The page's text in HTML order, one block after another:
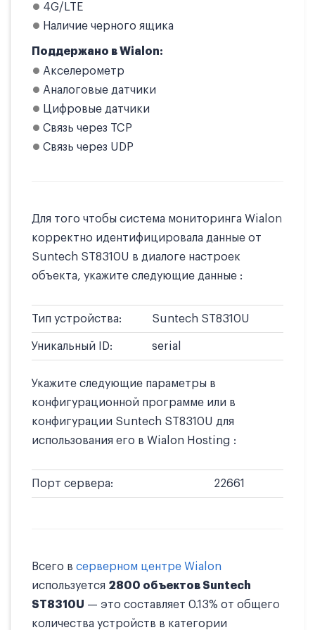
4G/LTE
Наличие черного ящика
Поддержано в Wialon:
Акселерометр
Аналоговые датчики
Цифровые датчики
Связь через TCP
Связь через UDP
Для того чтобы система мониторинга Wialon
корректно идентифицировала данные от
Suntech ST8310U в диалоге настроек
объекта, укажите следующие данные :
Тип устройства: Suntech ST8310U
Уникальный ID: serial
Укажите следующие параметры в
конфигурационной программе или в
конфигурации Suntech ST8310U для
использования его в Wialon Hosting :
Порт сервера: 22661
Всего в серверном центре Wialon
используется 2800 объектов Suntech
ST8310U — это составляет 0.13% от общего
количества устройств в категории